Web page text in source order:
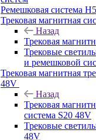
Ремешковая система
Трековая магнитная
Назад
Трековая
Трековые
и ремешковой
Трековая магнитная
48V
Назад
Трековая
система S20 48V
Трековые
48V